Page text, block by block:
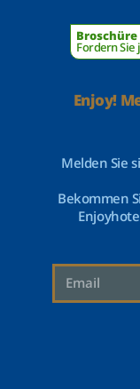
Broschüre
Fordern Sie
Enjoy!
Melden Sie
Bekommen